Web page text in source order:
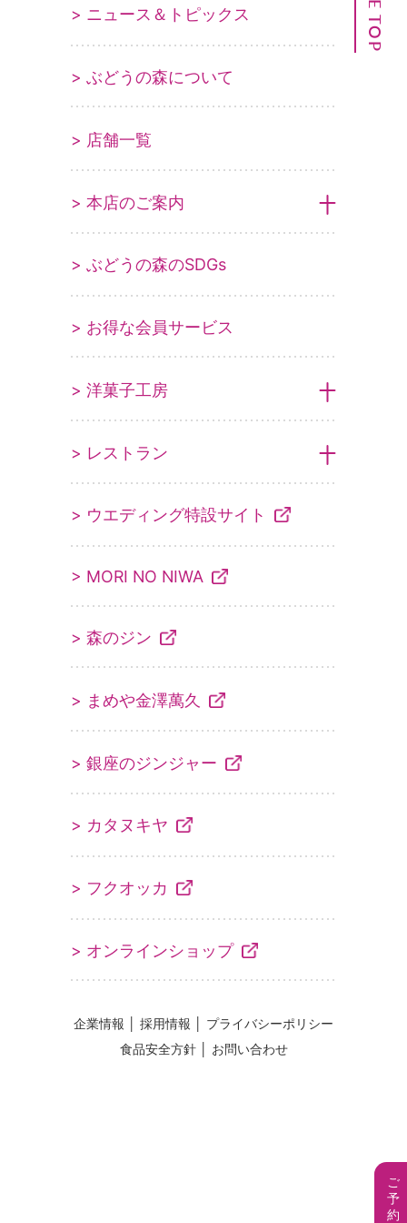
ご
予
約
> ニュース＆トピックス
> ぶどうの森について
> 店舗一覧
> 本店のご案内
> ぶどうの森のSDGs
> お得な会員サービス
> 洋菓子工房
> レストラン
> ウエディング特設サイト
> MORI NO NIWA
> 森のジン
> まめや金澤萬久
> 銀座のジンジャー
> カタヌキヤ
> フクオッカ
> オンラインショップ
企業情報 採用情報
プライバシーポリシー
食品安全方針│ お問い合わせ